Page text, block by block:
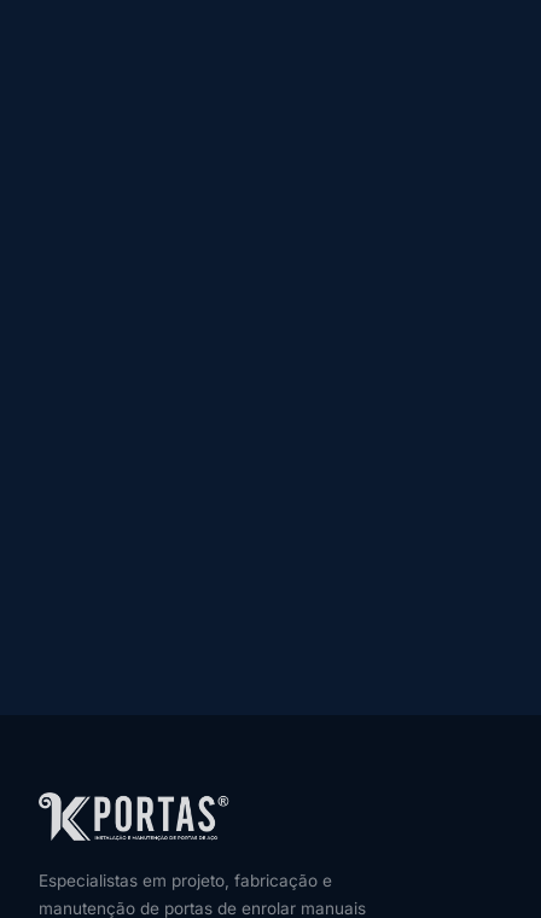
Especialistas em projeto, fabricação e
manutenção de portas de enrolar manuais